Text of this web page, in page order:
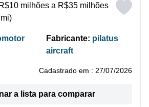
R$10 milhões a R$35 milhões
Fabricante: pilatus
aircraft
Cadastrado em : 27/07/2026
a lista para comparar